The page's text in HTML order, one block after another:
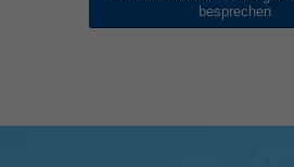
besprechen